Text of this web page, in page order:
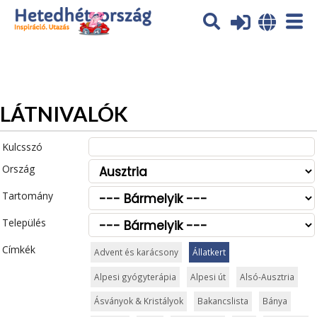
Az oldal sütiket (cookies) használ. További tájékoztatás itt:
Adatvédelmi tájékoztató
LÁTNIVALÓK
Kulcsszó
Ország
Tartomány
Település
Címkék
Advent és karácsony Állatkert
Alpesi gyógyterápia Alpesi út Alsó-Ausztria
Ásványok & Kristályok Bakancslista Bánya